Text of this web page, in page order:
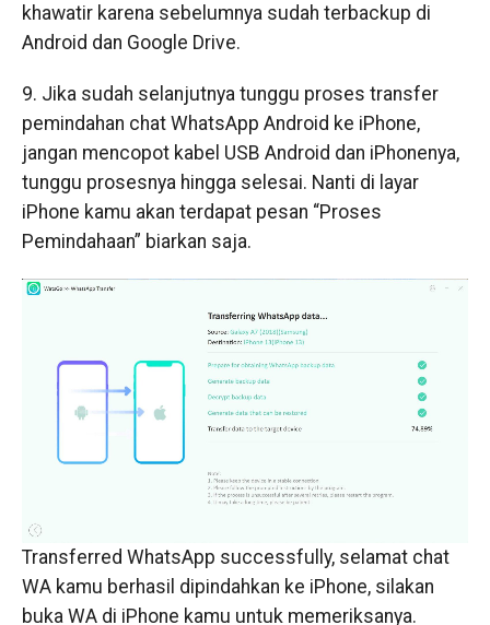
khawatir karena sebelumnya sudah terbackup di
Android dan Google Drive.
9. Jika sudah selanjutnya tunggu proses transfer
pemindahan chat WhatsApp Android ke iPhone,
jangan mencopot kabel USB Android dan iPhonenya,
tunggu prosesnya hingga selesai. Nanti di layar
iPhone kamu akan terdapat pesan “Proses
Pemindahaan” biarkan saja.
Transferred WhatsApp successfully, selamat chat
WA kamu berhasil dipindahkan ke iPhone, silakan
buka WA di iPhone kamu untuk memeriksanya.